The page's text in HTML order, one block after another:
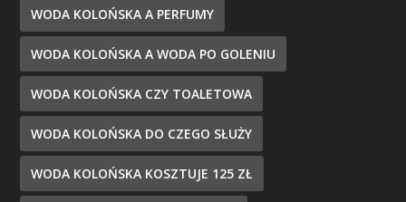
WODA KOLOŃSKA A PERFUMY
WODA KOLOŃSKA A WODA PO GOLENIU
WODA KOLOŃSKA CZY TOALETOWA
WODA KOLOŃSKA DO CZEGO SŁUŻY
WODA KOLOŃSKA KOSZTUJE 125 ZŁ